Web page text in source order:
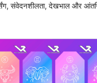
संवेदनशीलता, देखभाल और